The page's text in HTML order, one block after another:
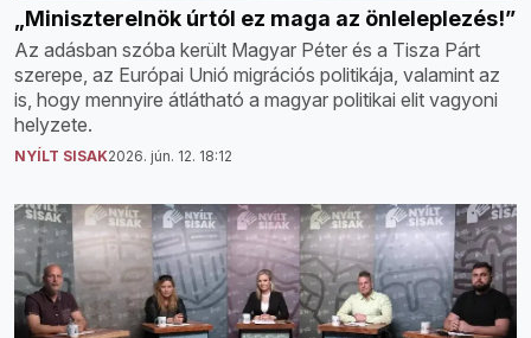
„Miniszterelnök úrtól ez maga az önleleplezés!”
Az adásban szóba került Magyar Péter és a Tisza Párt
szerepe, az Európai Unió migrációs politikája, valamint az
is, hogy mennyire átlátható a magyar politikai elit vagyoni
helyzete.
NYÍLT SISAK2026. jún. 12. 18:12